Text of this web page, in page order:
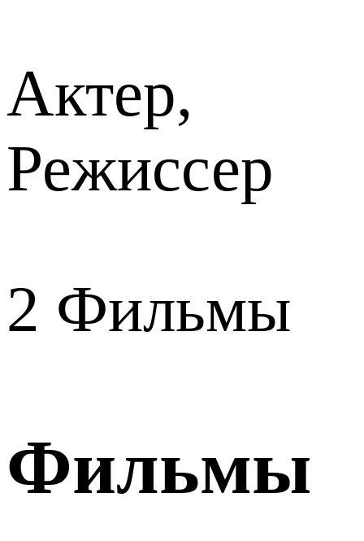
Актер,
Режиссер
2 Фильмы
Фильмы